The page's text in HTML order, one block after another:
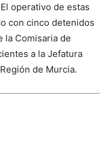
El operativo de estas
con cinco detenidos
la Comisaria de
a la Jefatura
de Murcia.